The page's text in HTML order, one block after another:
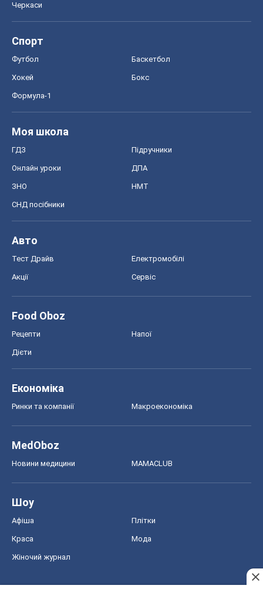
Черкаси
Спорт
Футбол Баскетбол
Хокей Бокс
Формула-1
Моя школа
ГДЗ Підручники
Онлайн уроки ДПА
ЗНО НМТ
СНД посібники
Авто
Тест Драйв Електромобілі
Акції Сервіс
Food Oboz
Рецепти Напої
Дієти
Економіка
Ринки та компанії Макроекономіка
MedOboz
Новини медицини MAMACLUB
Шоу
Афіша Плітки
Краса Мода
Жіночий журнал